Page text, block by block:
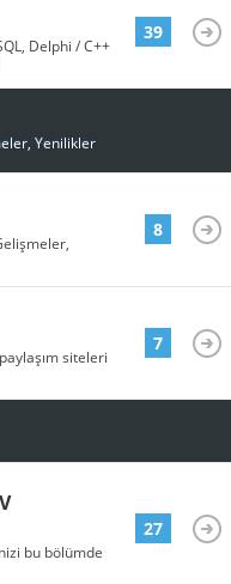
Delphi / C++
39
Yenilikler
8
siteleri
7
bu bölümde
27